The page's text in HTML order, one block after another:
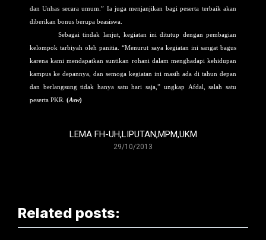
dan Unhas secara umum.” Ia juga menjanjikan bagi peserta terbaik akan
diberikan bonus berupa beasiswa.
Sebagai tindak lanjut, kegiatan ini ditutup dengan pembagian
kelompok tarbiyah oleh panitia.
“Menurut saya kegiatan ini sangat bagus
karena kami mendapatkan suntikan rohani dalam menghadapi kehidupan
kampus ke depannya, dan semoga kegiatan ini masih ada di tahun depan
dan berlangsung tidak hanya satu hari saja,” ungkap
Afdal, salah satu
peserta PKR. (Asw)
LEMA FH-UH,LIPUTAN,MPM,UKM
29/10/2013
Related posts: